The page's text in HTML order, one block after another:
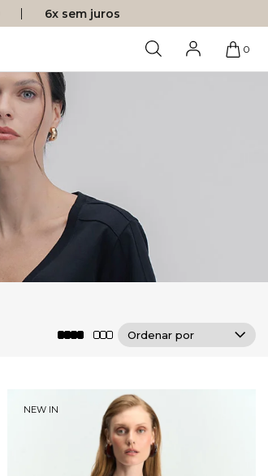
6x sem juros
0
NEW IN